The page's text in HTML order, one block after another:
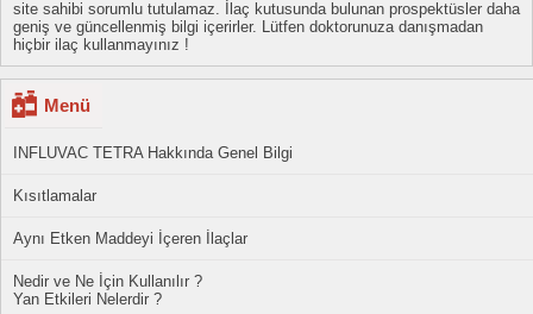
site sahibi sorumlu tutulamaz. İlaç kutusunda bulunan prospektüsler daha
geniş ve güncellenmiş bilgi içerirler. Lütfen doktorunuza danışmadan
hiçbir ilaç kullanmayınız !
Menü
INFLUVAC TETRA Hakkında Genel Bilgi
Kısıtlamalar
Aynı Etken Maddeyi İçeren İlaçlar
Nedir ve Ne İçin Kullanılır ?
Yan Etkileri Nelerdir ?